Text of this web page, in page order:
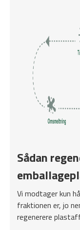
Sådan
Vi modtager kun
fraktionen er, jo
regenerere